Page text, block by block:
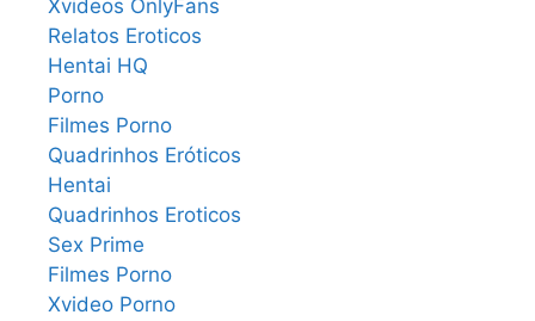
Xvideos OnlyFans
Relatos Eroticos
Hentai HQ
Porno
Filmes Porno
Quadrinhos Eróticos
Hentai
Quadrinhos Eroticos
Sex Prime
Filmes Porno
Xvideo Porno